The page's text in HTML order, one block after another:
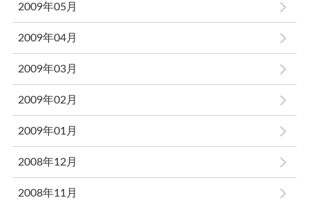
2009年05月
2009年04月
2009年03月
2009年02月
2009年01月
2008年12月
2008年11月